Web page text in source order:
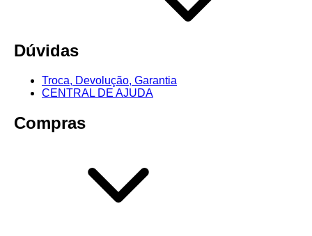
Dúvidas
Troca, Devolução, Garantia
CENTRAL DE AJUDA
Compras